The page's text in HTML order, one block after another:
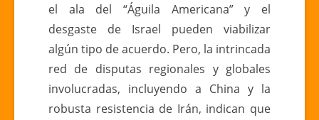
el ala del “Águila Americana” y el
desgaste de Israel pueden viabilizar
algún tipo de acuerdo. Pero, la intrincada
red de disputas regionales y globales
involucradas, incluyendo a China y la
robusta resistencia de Irán, indican que